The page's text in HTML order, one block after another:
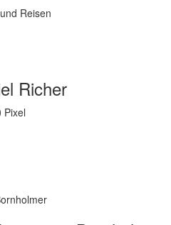
Reisen
Richer
Pixel